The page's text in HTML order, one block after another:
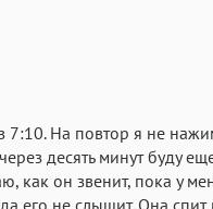
7:10. На повтор я не
десять минут буду
как он звенит, пока у
его не слышит. Она спит